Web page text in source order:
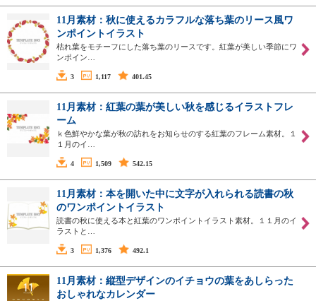
11月素材：秋に使えるカラフルな落ち葉のリース風ワ
ンポイントイラスト
枯れ葉をモチーフにした落ち葉のリースです。紅葉が美しい季節にワ
ンポイン…
3 1,117 401.45
11月素材：紅葉の葉が美しい秋を感じるイラストフレ
ーム
ｋ色鮮やかな葉が秋の訪れをお知らせのする紅葉のフレーム素材。１
１月のイ…
4 1,509 542.15
11月素材：本を開いた中に文字が入れられる読書の秋
のワンポイントイラスト
読書の秋に使える本と紅葉のワンポイントイラスト素材。１１月のイ
ラストと…
3 1,376 492.1
11月素材：縦型デザインのイチョウの葉をあしらった
おしゃれなカレンダー